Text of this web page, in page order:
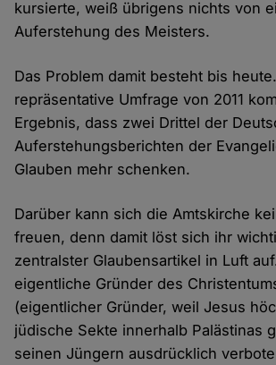
kursierte, weiß übrigens nichts von
Auferstehung des Meisters.
Das Problem damit besteht bis
repräsentative Umfrage von 2011
Ergebnis, dass zwei Drittel der
Auferstehungsberichten der
Glauben mehr schenken.
Darüber kann sich die Amtskirche
freuen, denn damit löst sich ihr
zentralster Glaubensartikel in Luft
eigentliche Gründer des
(eigentlicher Gründer, weil Jesus
jüdische Sekte innerhalb Palästinas
seinen Jüngern ausdrücklich